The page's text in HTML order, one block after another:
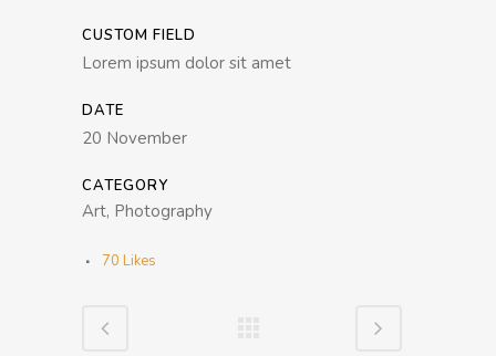
CUSTOM FIELD
Lorem ipsum dolor sit amet
DATE
20 November
CATEGORY
Art, Photography
70 Likes